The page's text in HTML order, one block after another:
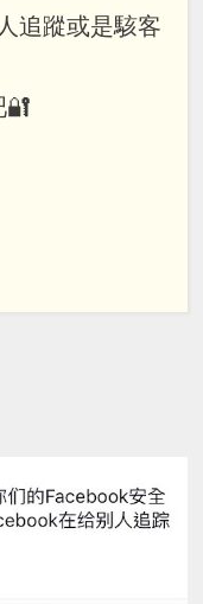
追蹤或是駭客
🔐